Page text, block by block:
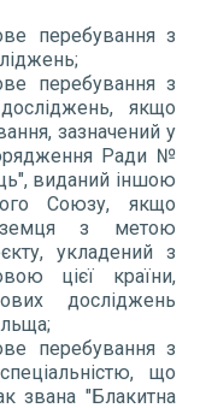
перебування з
перебування з
якщо
зазначений у
Ради №
виданий іншою
Союзу, якщо
з метою
укладений з
цієї країни,
досліджень
перебування з
що
звана "Блакитна